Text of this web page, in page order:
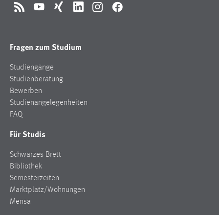
RSS YouTubeXing LinkedInInstagramFacebook
Fragen zum Studium
Studiengänge
Studienberatung
Bewerben
Studienangelegenheiten
FAQ
Für Studis
Schwarzes Brett
Bibliothek
Semesterzeiten
Marktplatz/Wohnungen
Mensa